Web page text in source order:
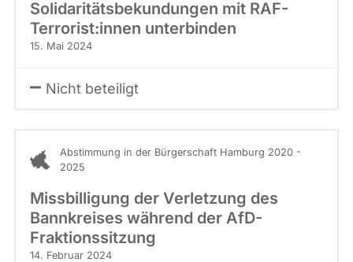
Solidaritätsbekundungen mit RAF-
Terrorist:innen unterbinden
15. Mai 2024
Nicht beteiligt
Abstimmung in der Bürgerschaft Hamburg 2020 -
2025
Missbilligung der Verletzung des
Bannkreises während der AfD-
Fraktionssitzung
14. Februar 2024